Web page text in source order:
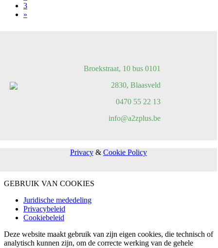
3
»
Broekstraat, 10 bus 0101
2830, Blaasveld
0470 55 22 13
info@a2zplus.be
Privacy& Cookie Policy
GEBRUIK VAN COOKIES
Juridische mededeling
Privacybeleid
Cookiebeleid
Deze website maakt gebruik van zijn eigen cookies, die technisch of
analytisch kunnen zijn, om de correcte werking van de gehele